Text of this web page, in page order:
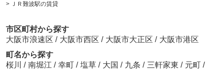
> ＪＲ難波駅の賃貸
市区町村から探す
大阪市浪速区 / 大阪市西区 / 大阪市大正区 / 大阪市港区
町名から探す
桜川 / 南堀江 / 幸町 / 塩草 / 大国 / 九条 / 三軒家東 / 元町 /